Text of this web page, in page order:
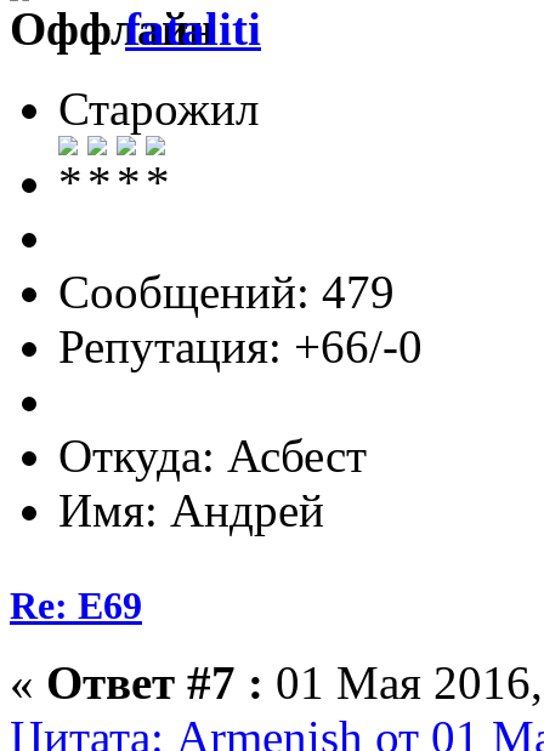
fataliti
Старожил
Сообщений: 479
Репутация: +66/-0
Откуда: Асбест
Имя: Андрей
Re: E69
« Ответ #7 : 01 Мая
Цитата: Armenish от 01